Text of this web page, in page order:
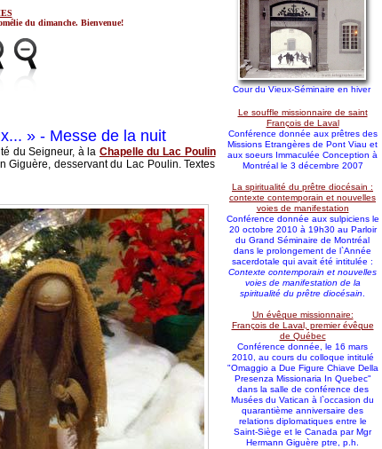
du dimanche. Bienvenue!
» - Messe de la nuit
du Seigneur, à la Chapelle du Lac Poulin
Giguère, desservant du Lac Poulin. Textes
Cour du Vieux-Séminaire en hiver
Le souffle missionnaire de saint
François de Laval
Conférence donnée aux prêtres des
Missions Etrangères de Pont Viau et
aux soeurs Immaculée Conception à
Montréal le 3 décembre 2007
La spiritualité du prêtre diocésain :
contexte contemporain et nouvelles
voies de manifestation
Conférence donnée aux sulpiciens le
20 octobre 2010 à 19h30 au Parloir
du Grand Séminaire de Montréal
dans le prolongement de l`Année
sacerdotale qui avait été intitulée :
Contexte contemporain et nouvelles
voies de manifestation de la
spiritualité du prêtre diocésain
Un évêque missionnaire:
François de Laval, premier évêque
de Québec
Conférence donnée, le 16 mars
2010, au cours du colloque intitulé
"Omaggio a Due Figure Chiave Della
Presenza Missionaria In Quebec"
dans la salle de conférence des
Musées du Vatican à l`occasion du
quarantième anniversaire des
relations diplomatiques entre le
Saint-Siège et le Canada par Mgr
Hermann Giguère ptre, p.h.